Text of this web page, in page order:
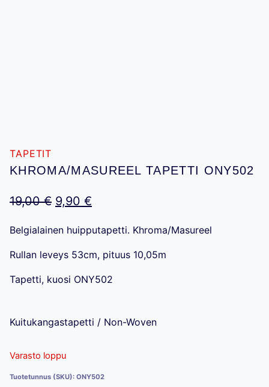
TAPETIT
KHROMA/MASUREEL TAPETTI ONY502
19,00€ Alkuperäinen
oli:
19,00 €.
9,90 €
on:
9,90 €.
Belgialainen huipputapetti. Khroma/Masureel
Rullan leveys 53cm, pituus 10,05m
Tapetti, kuosi ONY502
Kuitukangastapetti / Non-Woven
Varasto loppu
Tuotetunnus (SKU): ONY502